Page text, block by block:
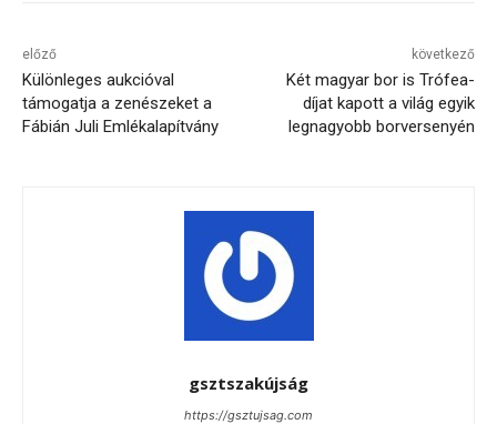
előző
Különleges aukcióval
támogatja a zenészeket a
Fábián Juli Emlékalapítvány
következő
Két magyar bor is Trófea-
díjat kapott a világ egyik
legnagyobb borversenyén
gsztszakújság
https://gsztujsag.com